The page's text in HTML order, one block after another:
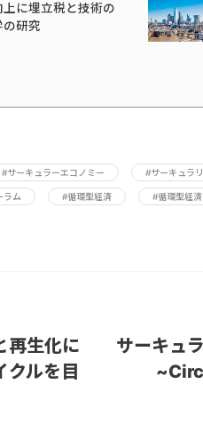
上に埋立税と技術の
の研究
#サーキュラーエコノミー #サーキュラ
ラム #循環型経済 #循環型経
再生化に
ルを目
サーキュ